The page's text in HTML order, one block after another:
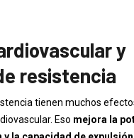
y
resistencia
tienen muchos
Eso mejora la